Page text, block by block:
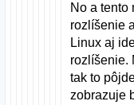
No a tento
rozlíšenie
Linux aj
rozlíšenie.
tak to
zobrazuje